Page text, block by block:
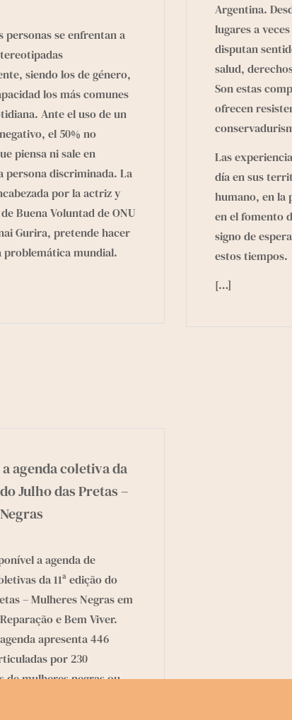
personas se enfrentan a
siendo los de género,
los más comunes
Ante el uso de un
el 50% no
piensa ni sale en
persona discriminada. La
por la actriz y
Buena Voluntad deONU
Gurira, pretende hacer
problemática mundial.
Argentina.
lugares a
disputan
salud,
Son estas
ofrecen
Las
día en sus
humano, en la
en el fomento
signo de
estos tiempos.
[…]
agenda coletiva da
do Julho das Pretas –
a agenda de
da 11ª edição do
– Mulheres Negras em
e Bem Viver.
apresenta 446
por 230
de mulheres negras ou